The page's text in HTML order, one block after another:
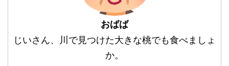
おばば
じいさん、川で見つけた大きな桃でも食べましょ
か。